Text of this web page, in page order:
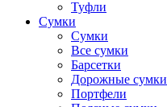
Туфли
Сумки
Сумки
Все сумки
Барсетки
Дорожные сумки
Портфели